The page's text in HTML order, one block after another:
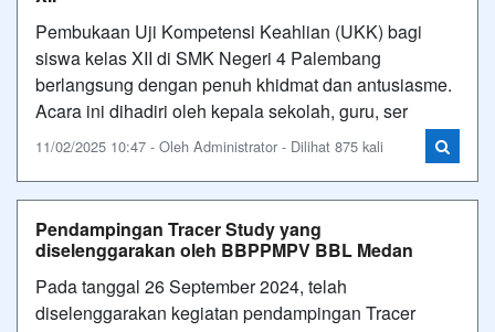
Pembukaan Uji Kompetensi Keahlian (UKK) bagi
siswa kelas XII di SMK Negeri 4 Palembang
berlangsung dengan penuh khidmat dan antusiasme.
Acara ini dihadiri oleh kepala sekolah, guru, ser
11/02/2025 10:47 - Oleh Administrator - Dilihat 875 kali
Pendampingan Tracer Study yang
diselenggarakan oleh BBPPMPV BBL Medan
Pada tanggal 26 September 2024, telah
diselenggarakan kegiatan pendampingan Tracer